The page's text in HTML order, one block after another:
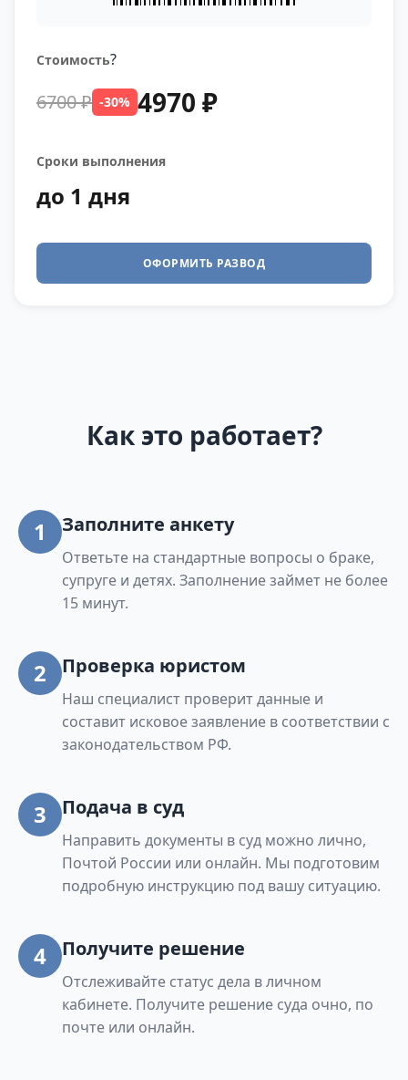
Стоимость?
6700 ₽ -30% 4970 ₽
Сроки выполнения
до 1 дня
ОФОРМИТЬ РАЗВОД
Как это работает?
1 Заполните анкету
Ответьте на стандартные вопросы о браке,
супруге и детях. Заполнение займет не более
15 минут.
2 Проверка юристом
Наш специалист проверит данные и
составит исковое заявление в соответствии с
законодательством РФ.
3 Подача в суд
Направить документы в суд можно лично,
Почтой России или онлайн. Мы подготовим
подробную инструкцию под вашу ситуацию.
4 Получите решение
Отслеживайте статус дела в личном
кабинете. Получите решение суда очно, по
почте или онлайн.